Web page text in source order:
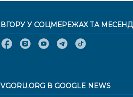
ВГОРУ У СОЦМЕРЕЖАХ ТА
VGORU.ORG В GOOGLE NEWS